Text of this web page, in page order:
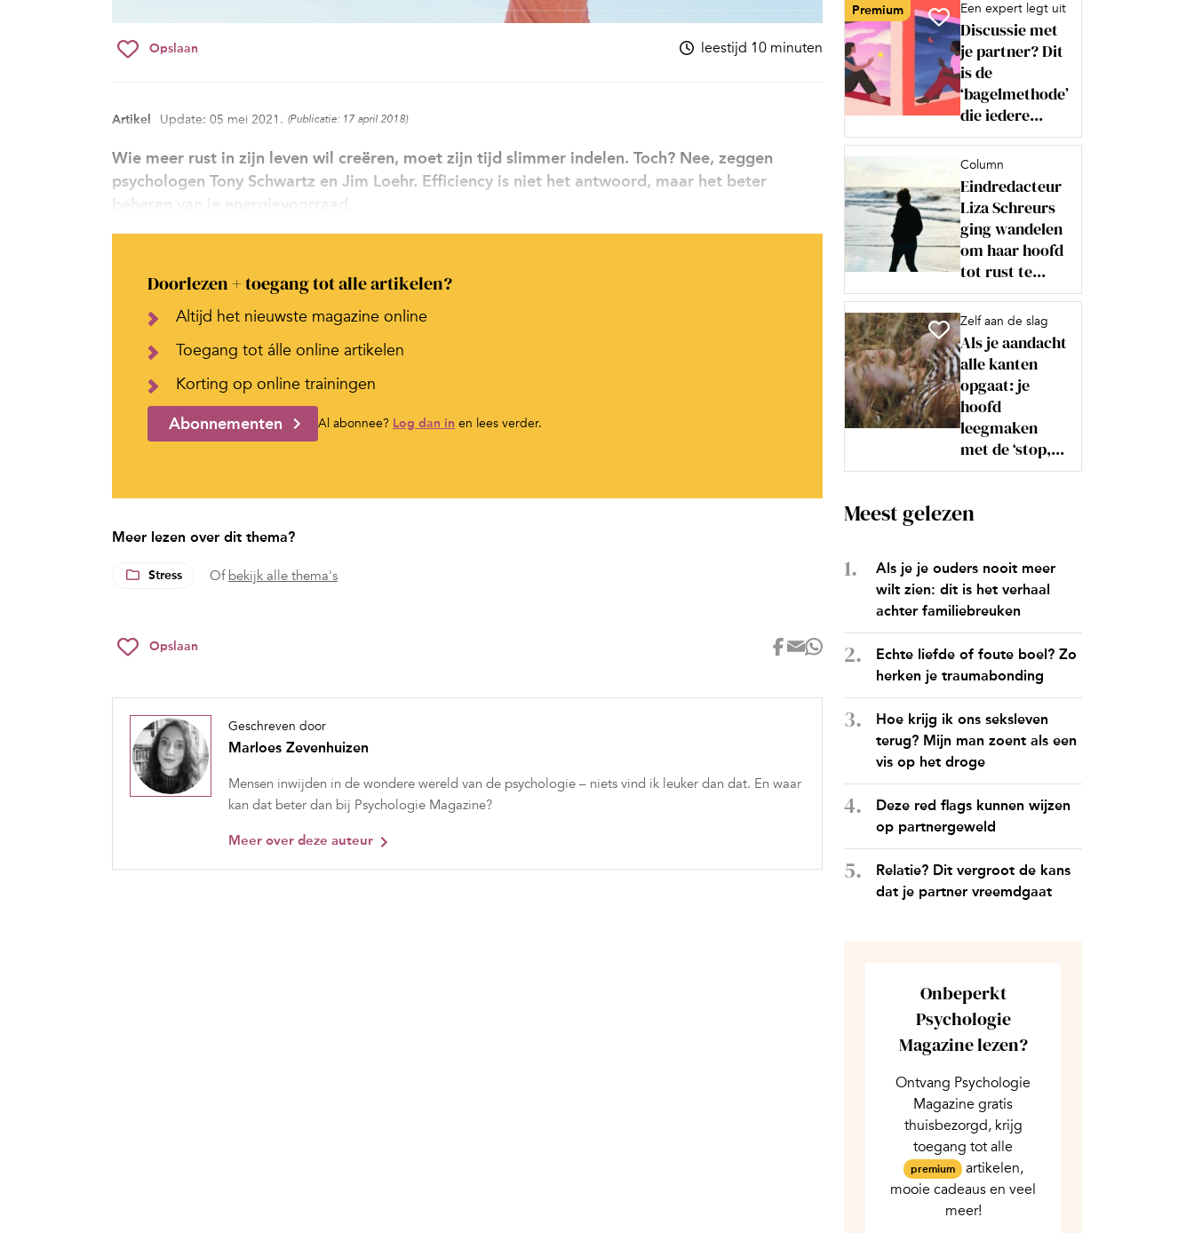
Opslaan leestijd 10 minuten
Artikel Update: 05 mei 2021. (Publicatie: 17 april 2018)
Wie meer rust in zijn leven wil creëren, moet zijn tijd slimmer indelen. Toch? Nee, zeggen
psychologen Tony Schwartz en Jim Loehr. Efficiency is niet het antwoord, maar het beter
beheren van je energievoorraad.
Doorlezen + toegang tot alle artikelen?
Altijd het nieuwste magazine online
Toegang tot álle online artikelen
Korting op online trainingen
Abonnementen Al abonnee? Log dan in en lees verder.
Meer lezen over dit thema?
Stress Of bekijk alle thema's
Opslaan
Geschreven door
Marloes Zevenhuizen
Mensen inwijden in de wondere wereld van de psychologie – niets vind ik leuker dan dat. En waar
kan dat beter dan bij Psychologie Magazine?
Meer over deze auteur
Premium Een expert legt uit
Discussie met
je partner? Dit
is de
‘bagelmethode’
die iedere...
Column
Eindredacteur
Liza Schreurs
ging wandelen
om haar hoofd
tot rust te...
Zelf aan de slag
Als je aandacht
alle kanten
opgaat: je
hoofd
leegmaken
met de ‘stop,...
Meest gelezen
Als je je ouders nooit meer
wilt zien: dit is het verhaal
achter familiebreuken
Echte liefde of foute boel? Zo
herken je traumabonding
Hoe krijg ik ons seksleven
terug? Mijn man zoent als een
vis op het droge
Deze red flags kunnen wijzen
op partnergeweld
Relatie? Dit vergroot de kans
dat je partner vreemdgaat
Onbeperkt
Psychologie
Magazine lezen?
Ontvang Psychologie
Magazine gratis
thuisbezorgd, krijg
toegang tot alle
premium artikelen,
mooie cadeaus en veel
meer!